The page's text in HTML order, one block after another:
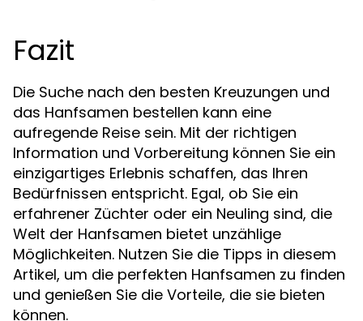
Fazit
Die Suche nach den besten Kreuzungen und
das Hanfsamen bestellen kann eine
aufregende Reise sein. Mit der richtigen
Information und Vorbereitung können Sie ein
einzigartiges Erlebnis schaffen, das Ihren
Bedürfnissen entspricht. Egal, ob Sie ein
erfahrener Züchter oder ein Neuling sind, die
Welt der Hanfsamen bietet unzählige
Möglichkeiten. Nutzen Sie die Tipps in diesem
Artikel, um die perfekten Hanfsamen zu finden
und genießen Sie die Vorteile, die sie bieten
können.